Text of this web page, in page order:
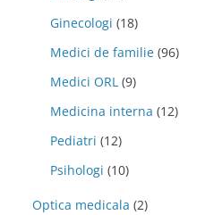
Ginecologi (18)
Medici de familie (96)
Medici ORL (9)
Medicina interna (12)
Pediatri (12)
Psihologi (10)
Optica medicala (2)